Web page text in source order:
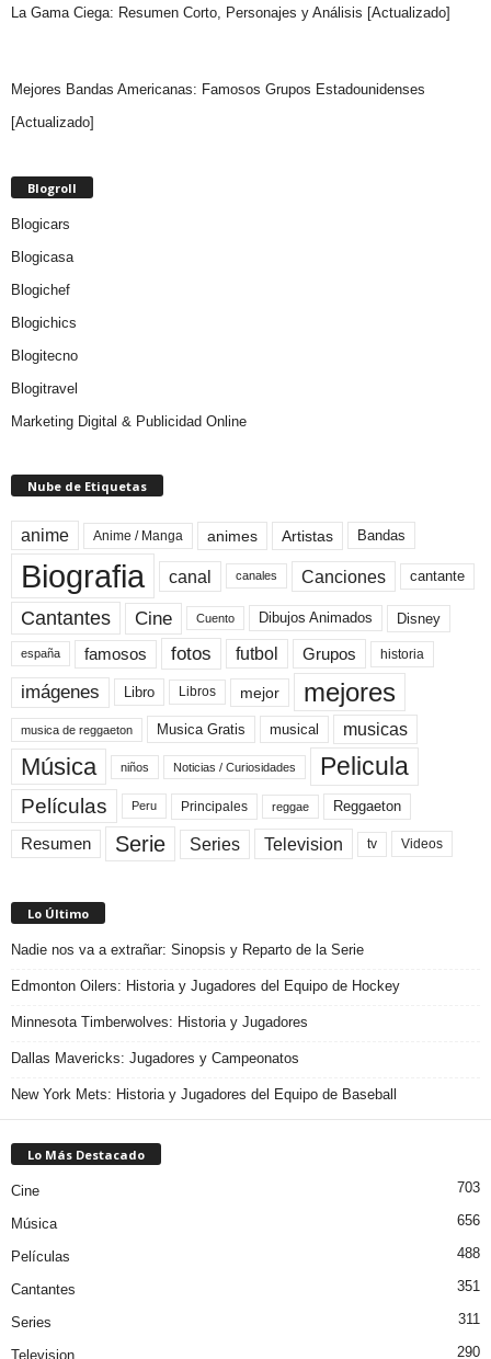
La Gama Ciega: Resumen Corto, Personajes y Análisis [Actualizado]
Mejores Bandas Americanas: Famosos Grupos Estadounidenses
[Actualizado]
Blogroll
Blogicars
Blogicasa
Blogichef
Blogichics
Blogitecno
Blogitravel
Marketing Digital & Publicidad Online
Nube de Etiquetas
anime Anime / Manga animes Artistas Bandas
Biografia canal canales Canciones cantante
Cantantes Cine Cuento Dibujos Animados Disney
españa famosos fotos futbol Grupos historia
imágenes Libro Libros mejor mejores
musica de reggaeton Musica Gratis musical musicas
Música niños Noticias / Curiosidades Pelicula
Películas Peru Principales reggae Reggaeton
Resumen Serie Series Television tv Videos
Lo Último
Nadie nos va a extrañar: Sinopsis y Reparto de la Serie
Edmonton Oilers: Historia y Jugadores del Equipo de Hockey
Minnesota Timberwolves: Historia y Jugadores
Dallas Mavericks: Jugadores y Campeonatos
New York Mets: Historia y Jugadores del Equipo de Baseball
Lo Más Destacado
Cine 703
Música 656
Películas 488
Cantantes 351
Series 311
Television 290